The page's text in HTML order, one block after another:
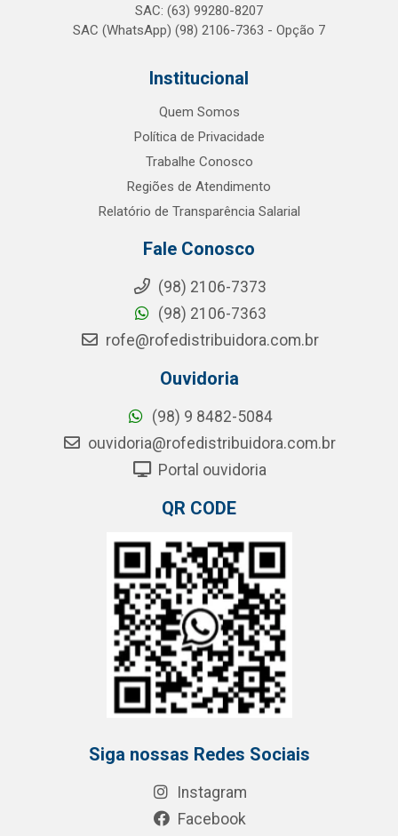
SAC: (63) 99280-8207
SAC (WhatsApp) (98) 2106-7363 - Opção 7
Institucional
Quem Somos
Política de Privacidade
Trabalhe Conosco
Regiões de Atendimento
Relatório de Transparência Salarial
Fale Conosco
(98) 2106-7373
(98) 2106-7363
rofe@rofedistribuidora.com.br
Ouvidoria
(98) 9 8482-5084
ouvidoria@rofedistribuidora.com.br
Portal ouvidoria
QR CODE
Siga nossas Redes Sociais
Instagram
Facebook